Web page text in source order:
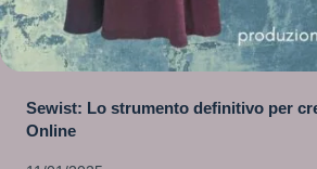
Sewist: Lo strumento definitivo per
Online